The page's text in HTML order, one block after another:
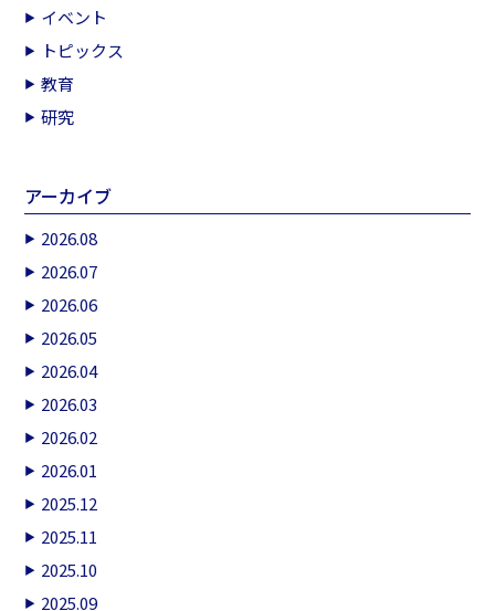
イベント
トピックス
教育
研究
アーカイブ
2026.08
2026.07
2026.06
2026.05
2026.04
2026.03
2026.02
2026.01
2025.12
2025.11
2025.10
2025.09